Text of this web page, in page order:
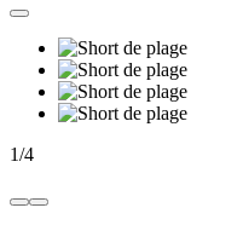
1/4